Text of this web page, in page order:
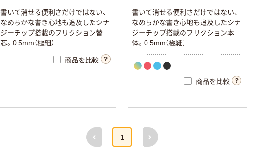
書いて消せる便利さだけではない、
なめらかな書き心地も追及 したシナ
ジーチップ搭載のフ リ クシ ョ ン替
芯。 0. 5mm（極細）
商品を比較
書いて消せる便利さだけではない、
なめらかな書き心地も追及 したシナ
ジーチップ搭載のフ リ クシ ョ ン本
体。 0. 5mm（極細）
商品を比較
前へ
1
次へ
アスクル はたら
く ふせん 付箋
75×25mm
￥377~ （税込）
エスワン（OS-1）
キングジム テプ
ラ TEPRA
PRO【純正】テー
プ 白ラベル
字）
￥914~ （税込）
120ｍ 再生紙
リサイクル100
芯あり FSC認
証
アスクル はたら
く ふせん
75×75mm
アスクル はたら
50×15mm